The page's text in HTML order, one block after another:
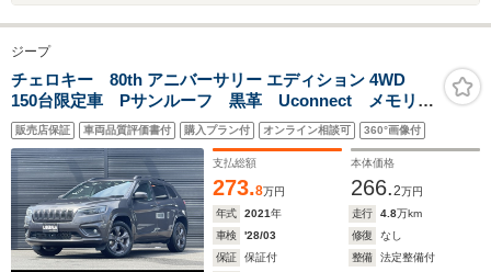
ジープ
チェロキー 80th アニバーサリー エディション 4WD
150台限定車 Pサンルーフ 黒革 Uconnect メモリナ
ビ Bカメラ フルセグ カープレイ Pシート シート
H ベンチL ACC BSA LKA LED AHビーム Pバ
ックドア 専用18AW
販売店保証 車両品質評価書付 購入プラン付 オンライン相談可 360°画像付
支払総額
273.8万円
本体価格
266.2万円
年式
2021年 走行 4.8万km
車検
'28/03 修復
なし
保証
保証付 整備
法定整備付